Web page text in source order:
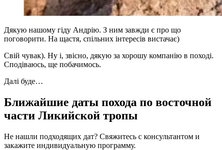
Дякую нашому гіду Андрію. З ним завжди є про що
поговорити. На щастя, спільних інтересів вистачає)
Свій чувак). Ну і, звісно, дякую за хорошу компанію в поході.
Сподіваюсь, ще побачимось.
Далі буде…
Ближайшие даты похода по восточной
части Ликийской тропы
Не нашли подходящих дат? Свяжитесь с консультантом и
закажите индивидуальную программу.